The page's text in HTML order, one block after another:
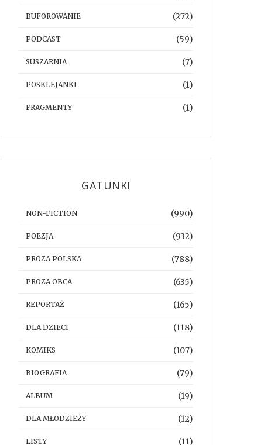
BUFOROWANIE (272)
PODCAST (59)
SUSZARNIA (7)
POSKLEJANKI (1)
FRAGMENTY (1)
GATUNKI
NON-FICTION (990)
POEZJA (932)
PROZA POLSKA (788)
PROZA OBCA (635)
REPORTAŻ (165)
DLA DZIECI (118)
KOMIKS (107)
BIOGRAFIA (79)
ALBUM (19)
DLA MŁODZIEŻY (12)
LISTY (11)